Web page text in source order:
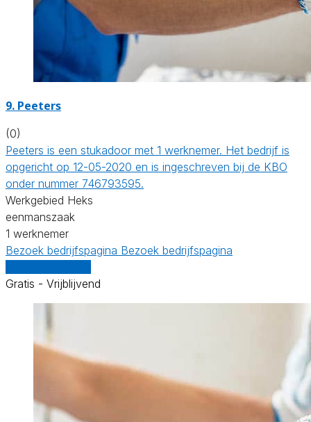
9. Peeters
(0)
Peeters is een stukadoor met 1 werknemer. Het bedrijf is
opgericht op 12-05-2020 en is ingeschreven bij de KBO
onder nummer 746793595.
Werkgebied Heks
eenmanszaak
1 werknemer
Bezoek bedrijfspagina Bezoek bedrijfspagina
Gratis - Vrijblijvend